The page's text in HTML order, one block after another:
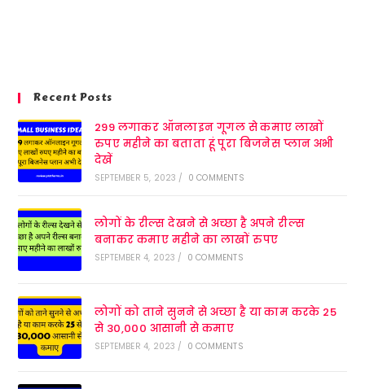
Recent Posts
299 लगाकर ऑनलाइन गूगल से कमाए लाखों
रुपए महीने का बताता हूं पूरा बिजनेस प्लान अभी
देखें
SEPTEMBER 5, 2023 / 0 COMMENTS
लोगों के रील्स देखने से अच्छा है अपने रील्स
बनाकर कमाए महीने का लाखों रुपए
SEPTEMBER 4, 2023 / 0 COMMENTS
लोगों को ताने सुनने से अच्छा है या काम करके 25
से 30,000 आसानी से कमाए
SEPTEMBER 4, 2023 / 0 COMMENTS